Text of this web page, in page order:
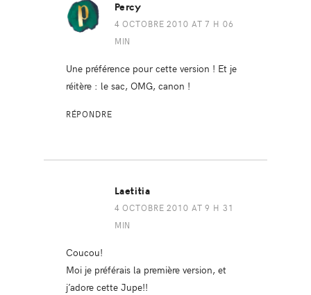
Percy
4 OCTOBRE 2010 AT 7 H 06
MIN
Une préférence pour cette version ! Et je
réitère : le sac, OMG, canon !
RÉPONDRE
Laetitia
4 OCTOBRE 2010 AT 9 H 31
MIN
Coucou!
Moi je préférais la première version, et
j’adore cette Jupe!!